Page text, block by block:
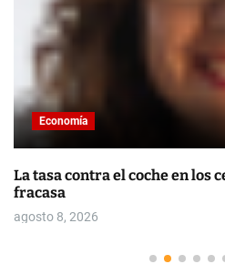
Economía
La tasa contra el coche en los
fracasa
agosto 8, 2026